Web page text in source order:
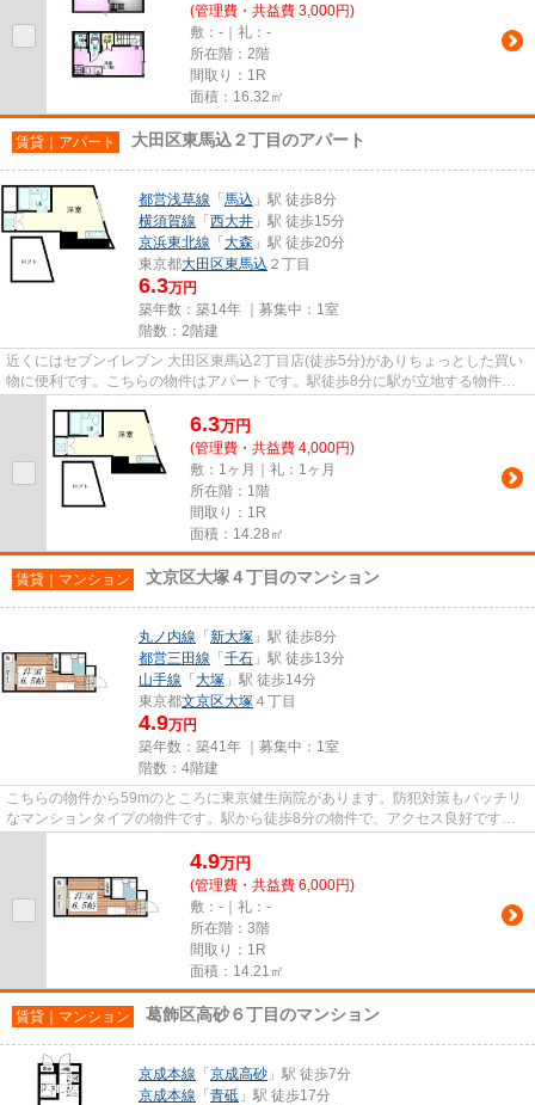
(管理費・共益費 3,000円)
敷：-｜礼：-
所在階：2階
間取り：1R
面積：16.32㎡
賃貸｜アパート 大田区東馬込２丁目のアパート
都営浅草線 「 馬込 」駅 徒歩8分
横須賀線 「 西大井 」駅 徒歩15分
京浜東北線 「 大森 」駅 徒歩20分
東京都大田区東馬込 ２丁目
6.3万円
築年数：築14年 ｜募集中： 1室
階数：2階建
近くにはセブンイレブン 大田区東馬込2丁目店(徒歩5分)がありちょっとした買い
物に便利です。こちらの物件はアパートです。駅徒歩8分に駅が立地する物件な
6.3万円
(管理費・共益費 4,000円)
敷：1ヶ月｜礼：1ヶ月
所在階：1階
間取り：1R
面積：14.28㎡
賃貸｜マンション 文京区大塚４丁目のマンション
丸ノ内線 「 新大塚 」駅 徒歩8分
都営三田線 「 千石 」駅 徒歩13分
山手線 「 大塚 」駅 徒歩14分
東京都文京区大塚 ４丁目
4.9万円
築年数：築41年 ｜募集中： 1室
階数：4階建
こちらの物件から59mのところに東京健生病院があります。防犯対策もバッチリ
なマンションタイプの物件です。駅から徒歩8分の物件で、アクセス良好です。2
4.9万円
(管理費・共益費 6,000円)
敷：-｜礼：-
所在階：3階
間取り：1R
面積：14.21㎡
賃貸｜マンション 葛飾区高砂６丁目のマンション
京成本線 「 京成高砂 」駅 徒歩7分
京成本線 「 青砥 」駅 徒歩17分